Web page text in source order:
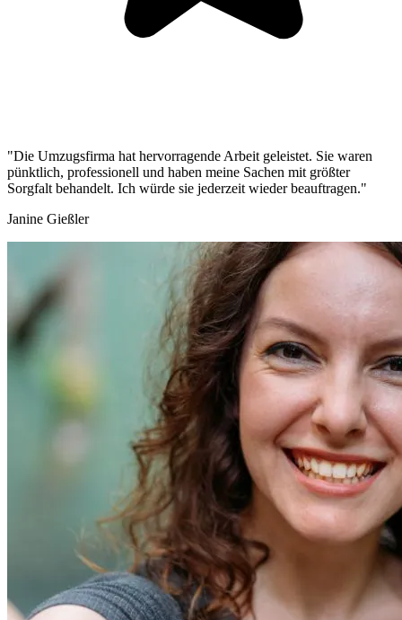
"Die Umzugsfirma hat hervorragende Arbeit geleistet. Sie waren
pünktlich, professionell und haben meine Sachen mit größter
Sorgfalt behandelt. Ich würde sie jederzeit wieder beauftragen."
Janine Gießler